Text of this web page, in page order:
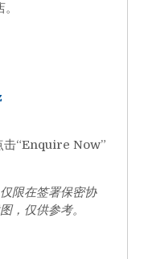
击“Enquire Now”
限在签署保密协
，仅供参考。